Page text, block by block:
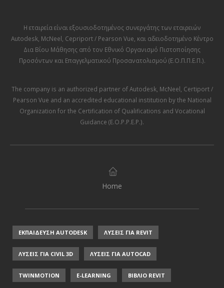
Η εταιρεία είναι εξουσιοδοτημένος συνεργάτης των εταιρειών
Autodesk, McNeel Cepriport / Pearson Vue , και αδειοδοτημένο Κέντρο
Δια Βίου Μάθησης από τον Εθνικό Οργανισμό Πιστοποίησης
Προσόντων και Επαγγελματικού Προσανατολισμού (Ε.Ο.Π.Π.Ε.Π.).
The company is an authorized partner ofAutodesk, McNeel Certiport /
Pearson Vue and an accredited educational institution by the National
Organization for the Certification of Qualifications and Vocational
Guidance (E.O.P.P.E.P.).
Home
ΕΚΠΑΙΔΕΥΣΗ AUTODESK ΛΥΣΕΙΣ ΓΙΑ REVIT
ΛΥΣΕΙΣ ΓΙΑ CIVIL 3D ΛΥΣΕΙΣ ΓΙΑ AUTOCAD
TWINMOTION E-LEARNING ΒΙΒΛΙΟ REVIT